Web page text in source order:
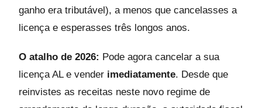
ganho era tributável), a menos que cancelasses a
licença e esperasses três longos anos.
O atalho de 2026: Pode agora cancelar a sua
licença AL e vender imediatamente. Desde que
reinvistes as receitas neste novo regime de